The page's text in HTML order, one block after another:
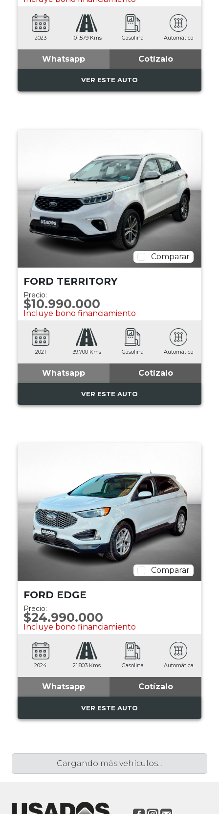
2023 101.579 Kms Gasolina Automática
Whatsapp Cotízalo
VER ESTE AUTO
Comparar
FORD TERRITORY
Precio:
$10.990.000
Incluye bono financiamiento
2021 39.700 Kms Gasolina Automática
Whatsapp Cotízalo
VER ESTE AUTO
Comparar
FORD EDGE
Precio:
$24.990.000
Incluye bono financiamiento
2024 21.803 Kms Gasolina Automática
Whatsapp Cotízalo
VER ESTE AUTO
Cargando más vehículos...